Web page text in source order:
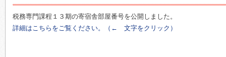
税務専門課程１３期の寄宿舎部屋番号を公開しました。
詳細はこちらをご覧ください。（← 文字をクリック）